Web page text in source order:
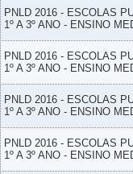
PNLD 2016 - ESCOLAS
1º A 3º ANO - ENSINO
PNLD 2016 - ESCOLAS
1º A 3º ANO - ENSINO
PNLD 2016 - ESCOLAS
1º A 3º ANO - ENSINO
PNLD 2016 - ESCOLAS
1º A 3º ANO - ENSINO